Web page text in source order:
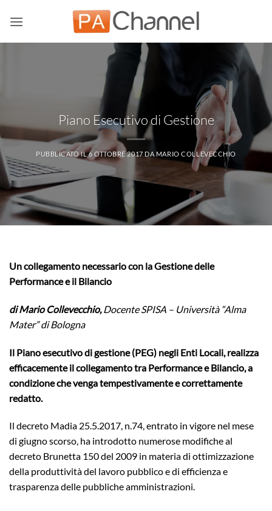
Piano Esecutivo di Gestione
PUBBLICATO IL6 OTTOBRE 2017 DA MARIO COLLEVECCHIO
Un collegamento necessario con la Gestione delle
Performance e il Bilancio
di Mario Collevecchio, Docente SPISA – Università “Alma
Mater” di Bologna
Il Piano esecutivo di gestione (PEG) negli Enti Locali, realizza
efficacemente il collegamento tra Performance e Bilancio, a
condizione che venga tempestivamente e correttamente
redatto.
Il decreto Madia 25.5.2017, n.74, entrato in vigore nel mese
di giugno scorso, ha introdotto numerose modifiche al
decreto Brunetta 150 del 2009 in materia di ottimizzazione
della produttività del lavoro pubblico e di efficienza e
trasparenza delle pubbliche amministrazioni.